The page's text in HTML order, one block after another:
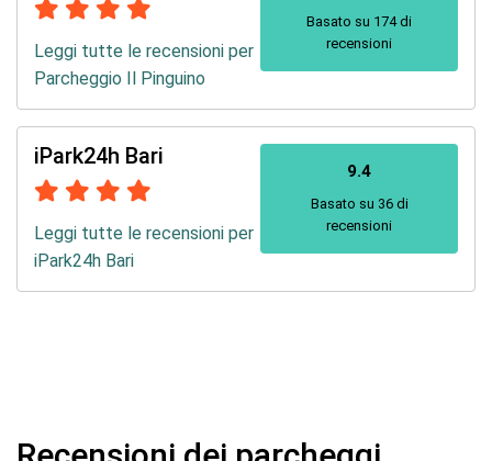
Leggi tutte le recensioni per
Parcheggio Il Pinguino
Basato su 174 di
recensioni
iPark24h Bari
Leggi tutte le recensioni per
iPark24h Bari
9.4
Basato su 36 di
recensioni